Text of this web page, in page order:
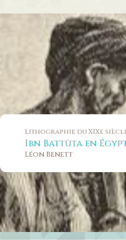
Lithographie du XIXe
Ibn Battūta en
Léon Benett